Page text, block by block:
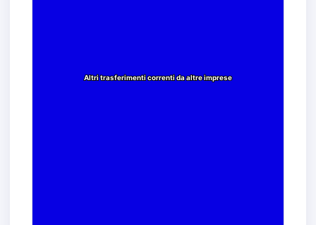
Altri trasferimenti correnti da altre imprese
Altri trasferimenti correnti da altre imprese